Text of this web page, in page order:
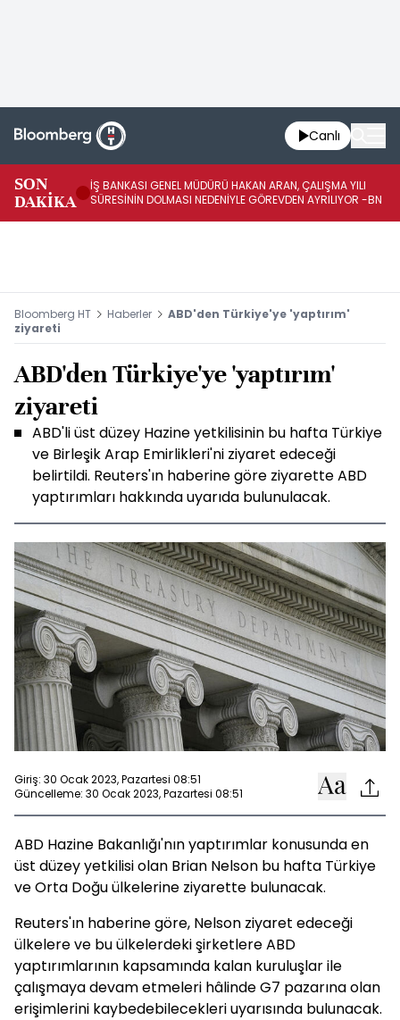
Canlı
SON
DAKİKA
İŞ BANKASI GENEL MÜDÜRÜ HAKAN ARAN, ÇALIŞMA YILI
SÜRESİNİN DOLMASI NEDENİYLE GÖREVDEN AYRILIYOR -BN
Bloomberg HT Haberler
ABD'den Türkiye'ye 'yaptırım'
ziyareti
ABD'den Türkiye'ye 'yaptırım'
ziyareti
ABD'li üst düzey Hazine yetkilisinin bu hafta Türkiye
ve Birleşik Arap Emirlikleri'ni ziyaret edeceği
belirtildi. Reuters'ın haberine göre ziyarette ABD
yaptırımları hakkında uyarıda bulunulacak.
Giriş: 30 Ocak 2023, Pazartesi 08:51
Güncelleme: 30 Ocak 2023, Pazartesi 08:51
ABD Hazine Bakanlığı'nın yaptırımlar konusunda en
üst düzey yetkilisi olan Brian Nelson bu hafta Türkiye
ve Orta Doğu ülkelerine ziyarette bulunacak.
Reuters'ın haberine göre, Nelson ziyaret edeceği
ülkelere ve bu ülkelerdeki şirketlere ABD
yaptırımlarının kapsamında kalan kuruluşlar ile
çalışmaya devam etmeleri hâlinde G7 pazarına olan
erişimlerini kaybedebilecekleri uyarısında bulunacak.